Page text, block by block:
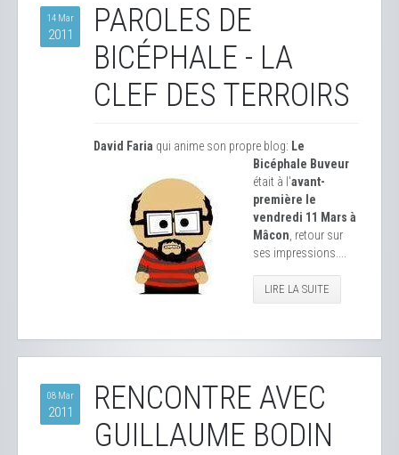
14 Mar
2011
PAROLES DE
BICÉPHALE - LA
CLEF DES TERROIRS
David Faria qui anime son propre blog: Le
Bicéphale Buveur
était à l'avant-
première le
vendredi 11 Mars à
Mâcon , retour sur
ses impressions....
LIRE LA SUITE
08 Mar
2011
RENCONTRE AVEC
GUILLAUME BODIN